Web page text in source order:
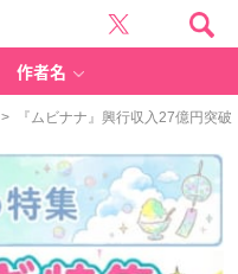
作者名
> 『ムビナナ』興行収入27億円突破